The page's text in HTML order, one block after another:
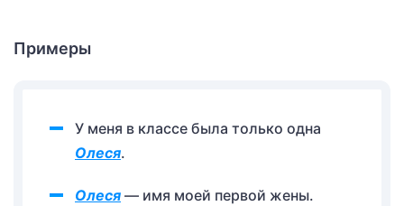
Примеры
У меня в классе была только одна
Олеся.
Олеся — имя моей первой жены.